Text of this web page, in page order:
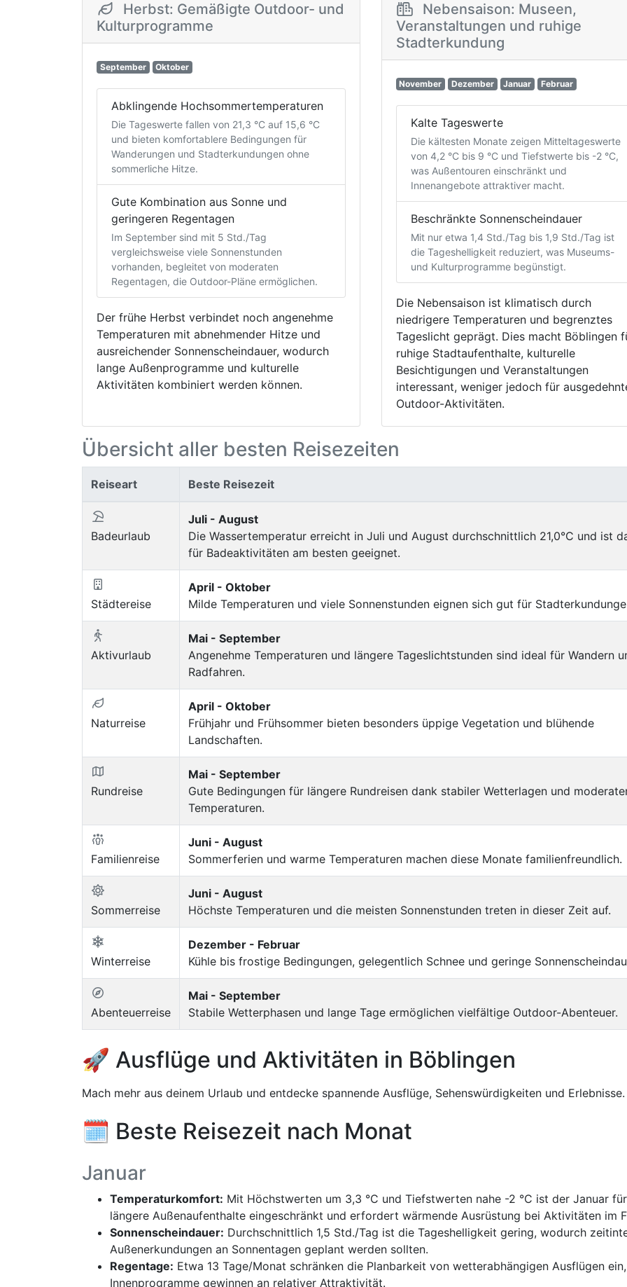
Herbst: Gemäßigte Outdoor- und
Kulturprogramme
September Oktober
Abklingende Hochsommertemperaturen
Die Tageswerte fallen von 21,3 °C auf 15,6 °C
und bieten komfortablere Bedingungen für
Wanderungen und Stadterkundungen ohne
sommerliche Hitze.
Gute Kombination aus Sonne und
geringeren Regentagen
Im September sind mit 5 Std./Tag
vergleichsweise viele Sonnenstunden
vorhanden, begleitet von moderaten
Regentagen, die Outdoor-Pläne ermöglichen.
Der frühe Herbst verbindet noch angenehme
Temperaturen mit abnehmender Hitze und
ausreichender Sonnenscheindauer, wodurch
lange Außenprogramme und kulturelle
Aktivitäten kombiniert werden können.
Nebensaison: Museen,
Veranstaltungen und ruhige
Stadterkundung
November Dezember Januar Februar
Kalte Tageswerte
Die kältesten Monate zeigen Mitteltageswerte
von 4,2 °C bis 9 °C und Tiefstwerte bis -2 °C,
was Außentouren einschränkt und
Innenangebote attraktiver macht.
Beschränkte Sonnenscheindauer
Mit nur etwa 1,4 Std./Tag bis 1,9 Std./Tag ist
die Tageshelligkeit reduziert, was Museums-
und Kulturprogramme begünstigt.
Die Nebensaison ist klimatisch durch
niedrigere Temperaturen und begrenztes
Tageslicht geprägt. Dies macht Böblingen
ruhige Stadtaufenthalte, kulturelle
Besichtigungen und Veranstaltungen
interessant, weniger jedoch für
Outdoor-Aktivitäten.
Übersicht aller besten Reisezeiten
Reiseart Beste Reisezeit
Badeurlaub
Juli - August
Die Wassertemperatur erreicht in Juli und August durchschnittlich 21,0°C und ist
für Badeaktivitäten am besten geeignet.
Städtereise
April - Oktober
Milde Temperaturen und viele Sonnenstunden eignen sich gut für
Aktivurlaub
Mai - September
Angenehme Temperaturen und längere Tageslichtstunden sind ideal für Wandern
Radfahren.
Naturreise
April - Oktober
Frühjahr und Frühsommer bieten besonders üppige Vegetation und blühende
Landschaften.
Rundreise
Mai - September
Gute Bedingungen für längere Rundreisen dank stabiler Wetterlagen und
Temperaturen.
Familienreise
Juni - August
Sommerferien und warme Temperaturen machen diese Monate familienfreundlich.
Sommerreise
Juni - August
Höchste Temperaturen und die meisten Sonnenstunden treten in dieser Zeit auf.
Winterreise
Dezember - Februar
Kühle bis frostige Bedingungen, gelegentlich Schnee und geringe
Abenteuerreise
Mai - September
Stabile Wetterphasen und lange Tage ermöglichen vielfältige Outdoor-Abenteuer.
🚀 Ausflüge und Aktivitäten in Böblingen
Mach mehr aus deinem Urlaub und entdecke spannende Ausflüge, Sehenswürdigkeiten und Erlebnisse.
🗓️ Beste Reisezeit nach Monat
Januar
Temperaturkomfort: Mit Höchstwerten um 3,3 °C und Tiefstwerten nahe -2 °C ist der Januar für
längere Außenaufenthalte eingeschränkt und erfordert wärmende Ausrüstung bei Aktivitäten im
Sonnenscheindauer: Durchschnittlich 1,5 Std./Tag ist die Tageshelligkeit gering, wodurch
Außenerkundungen an Sonnentagen geplant werden sollten.
Regentage: Etwa 13 Tage/Monat schränken die Planbarkeit von wetterabhängigen Ausflügen ein,
Innenprogramme gewinnen an relativer Attraktivität.